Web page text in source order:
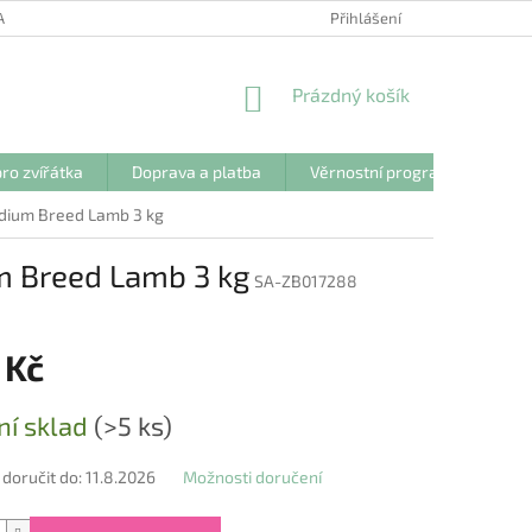
OSOBNÍCH ÚDAJŮ Přihlášení
NÁKUPNÍ
Prázdný košík
zvířátka Doprava a platba Věrnostní program
Breed Lamb 3 kg
Breed Lamb 3 kg SA-ZB017288
sklad (>5 ks)
do: 11.8.2026 Možnosti doručení